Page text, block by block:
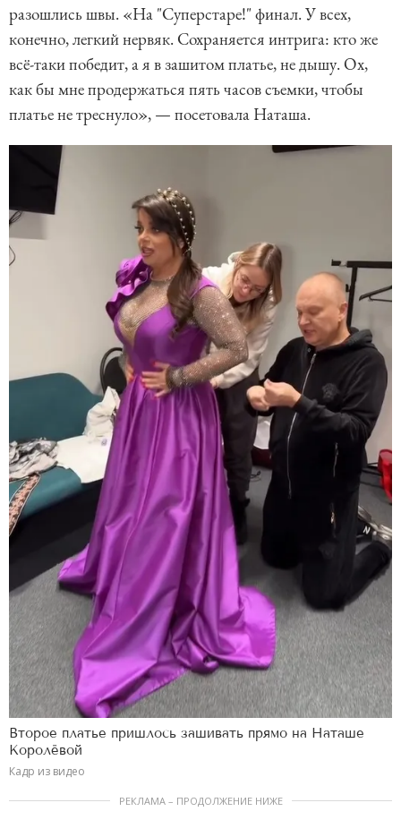
разошлись швы. «На "Суперстаре!" финал. У всех,
конечно, легкий нервяк. Сохраняется интрига: кто же
всё-таки победит, а я в зашитом платье, не дышу. Ох,
как бы мне продержаться пять часов съемки, чтобы
платье не треснуло», — посетовала Наташа.
Второе платье пришлось зашивать прямо на Наташе
Королёвой
Кадр из видео
РЕКЛАМА – ПРОДОЛЖЕНИЕ НИЖЕ